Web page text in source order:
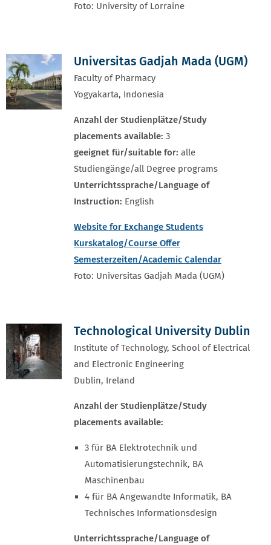
Foto: University of Lorraine
Universitas Gadjah Mada (UGM)
Faculty of Pharmacy
Yogyakarta, Indonesia
Anzahl der Studienplätze/Study
placements available: 3
geeignet für/suitable for: alle
Studiengänge/all Degree programs
Unterrichtssprache/Language of
Instruction: English
Website for Exchange Students
Kurskatalog/Course Offer
Semesterzeiten/Academic Calendar
Foto: Universitas Gadjah Mada (UGM)
Technological University Dublin
Institute of Technology, School of Electrical
and Electronic Engineering
Dublin, Ireland
Anzahl der Studienplätze/Study
placements available:
3 für BA Elektrotechnik und
Automatisierungstechnik, BA
Maschinenbau
4 für BA Angewandte Informatik, BA
Technisches Informationsdesign
Unterrichtssprache/Language of